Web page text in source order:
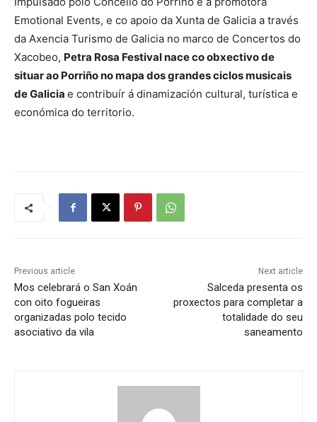
Emotional Events, e co apoio da Xunta de Galicia a través
da Axencia Turismo de Galicia no marco de Concertos do
Xacobeo, Petra Rosa Festival nace co obxectivo de
situar ao Porriño no mapa dos grandes ciclos musicais
de Galicia e contribuír á dinamización cultural, turística e
económica do territorio.
Previous article
Mos celebrará o San Xoán
con oito fogueiras
organizadas polo tecido
asociativo da vila
Next article
Salceda presenta os
proxectos para completar a
totalidade do seu
saneamento